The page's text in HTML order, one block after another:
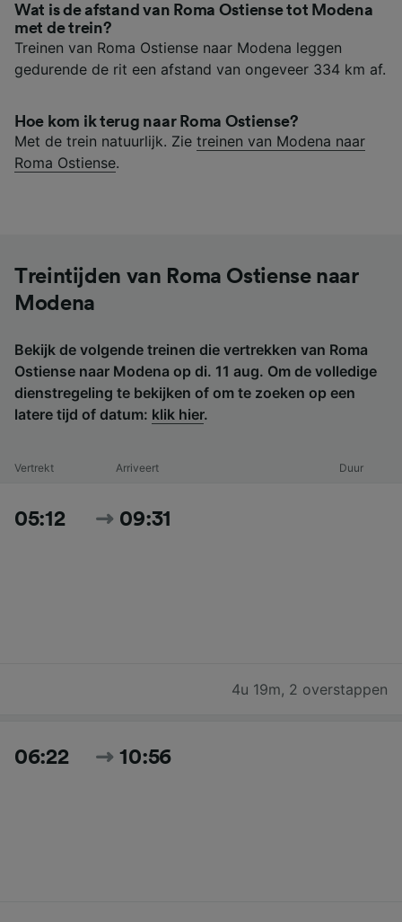
Wat is de afstand van Roma Ostiense tot Modena
met de trein?
Treinen van Roma Ostiense naar Modena leggen
gedurende de rit een afstand van ongeveer 334 km af.
Hoe kom ik terug naar Roma Ostiense?
Met de trein natuurlijk. Zie treinen van Modena naar
Roma Ostiense.
Treintijden van Roma Ostiense naar
Modena
Bekijk de volgende treinen die vertrekken van Roma
Ostiense naar Modena op di. 11 aug. Om de volledige
dienstregeling te bekijken of om te zoeken op een
latere tijd of datum: klik hier.
Vertrekt Arriveert Duur
05:12 09:31
4u 19m, 2 overstappen
06:22 10:56